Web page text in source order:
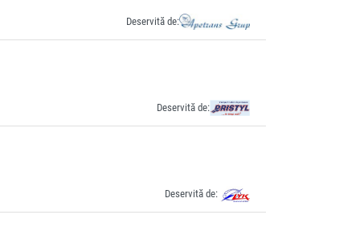
Deservită de:
Deservită de:
Deservită de: